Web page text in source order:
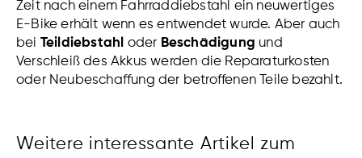
Zeit nach einem Fahrraddiebstahl ein neuwertiges
E-Bike erhält wenn es entwendet wurde. Aber auch
bei Teildiebstahl oder Beschädigung und
Verschleiß des Akkus werden die Reparaturkosten
oder Neubeschaffung der betroffenen Teile bezahlt.
Weitere interessante Artikel zum